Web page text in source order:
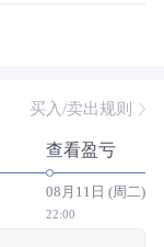
68/3578
164/2004
124/4992
买入/卖出规则
查看盈亏
08月11日 (周二)
22:00